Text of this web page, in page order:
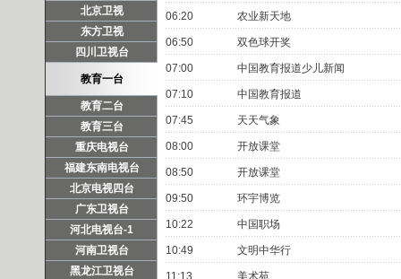
北京卫视
东方卫视
四川卫视台
教育一台
教育二台
教育三台
重庆电视台
福建东南电视台
北京电视四台
广东卫视台
河北电视台-1
河南卫视台
黑龙江卫视台
06:20 农业新天地
06:50 双色球开奖
07:00 中国教育报道少儿新闻
07:10 中国教育报道
07:45 天天气象
08:00 开放课堂
08:50 开放课堂
09:50 环宇博览
10:22 中国职场
10:49 文明中华行
11:13 美术苑